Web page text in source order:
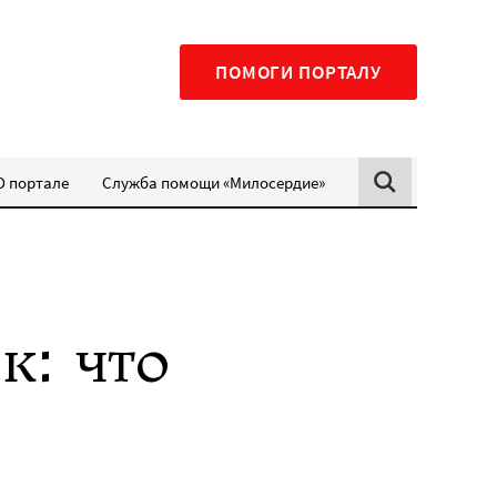
ПОМОГИ ПОРТАЛУ
портале Служба помощи «Милосердие»
что